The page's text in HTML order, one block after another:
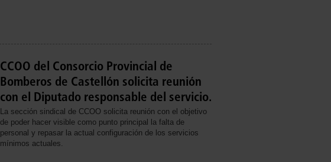
CCOO del Consorcio Provincial de
Bomberos de Castellón solicita reunión
con el Diputado responsable del servicio.
La sección sindical de CCOO solicita reunión con el objetivo
de poder hacer visible como punto principal la falta de
personal y repasar la actual configuración de los servicios
mínimos actuales.